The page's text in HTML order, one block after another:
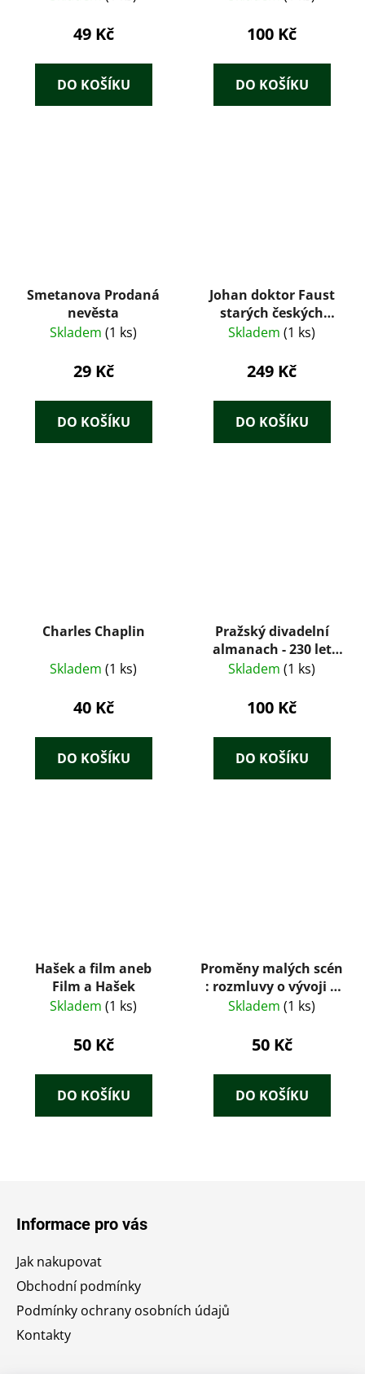
49 Kč
DO KOŠÍKU
100 Kč
DO KOŠÍKU
Smetanova Prodaná
nevěsta
Skladem (1 ks)
29 Kč
DO KOŠÍKU
Johan doktor Faust
starých českých
loutkářův. Lidopisná
Veselý
Skladem (1 ks)
249 Kč
DO KOŠÍKU
Charles Chaplin
Skladem (1 ks)
40 Kč
DO KOŠÍKU
Pražský divadelní
almanach - 230 let
Stavovského divadla
Skladem (1 ks)
100 Kč
DO KOŠÍKU
Hašek a film aneb
Film a Hašek
Skladem (1 ks)
50 Kč
DO KOŠÍKU
Proměny malých scén
: rozmluvy o vývoji a
současné podobě
divadel malých
Skladem (1 ks)
50 Kč
DO KOŠÍKU
Informace pro vás
Jak nakupovat
Obchodní podmínky
Podmínky ochrany osobních údajů
Kontakty